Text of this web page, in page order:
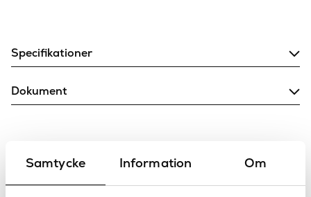
Samtycke Information Om
Specifikationer
Matt vit
Höjd till piputsprång 112 mm
Dokument
Kontakta oss
Har du frågor eller vill du göra en